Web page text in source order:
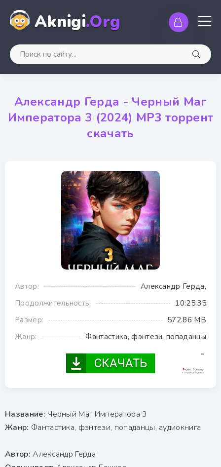
Aknigi.Org
Александр Герда - Черный Маг
Императора 3 (2024) МР3 торрент
скачать
Автор:
Александр Герда,
Продолжительность:
10:25:35
Размер:
572.86 MB
Жанр:
Фантастика, фэнтези, попаданцы
Название: Черный Маг Императора 3
Жанр: Фантастика, фэнтези, попаданцы, аудиокнига
Автор:Александр Герда